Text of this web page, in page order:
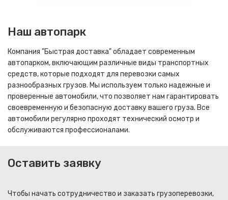
Наш автопарк
Компания "Быстрая доставка" обладает современным
автопарком, включающим различные виды транспортных
средств, которые подходят для перевозки самых
разнообразных грузов. Мы используем только надежные и
проверенные автомобили, что позволяет нам гарантировать
своевременную и безопасную доставку вашего груза. Все
автомобили регулярно проходят технический осмотр и
обслуживаются профессионалами.
Оставить заявку
Чтобы начать сотрудничество и заказать грузоперевозки,